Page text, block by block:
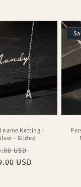
name Ketting -
- Gilded
USD
USD